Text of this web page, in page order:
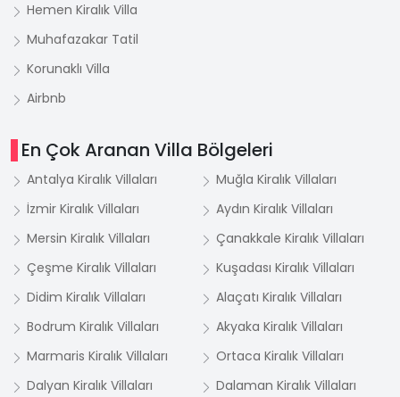
Hemen Kiralık Villa
Muhafazakar Tatil
Korunaklı Villa
Airbnb
En Çok Aranan Villa Bölgeleri
Antalya Kiralık Villaları
Muğla Kiralık Villaları
İzmir Kiralık Villaları
Aydın Kiralık Villaları
Mersin Kiralık Villaları
Çanakkale Kiralık Villaları
Çeşme Kiralık Villaları
Kuşadası Kiralık Villaları
Didim Kiralık Villaları
Alaçatı Kiralık Villaları
Bodrum Kiralık Villaları
Akyaka Kiralık Villaları
Marmaris Kiralık Villaları
Ortaca Kiralık Villaları
Dalyan Kiralık Villaları
Dalaman Kiralık Villaları